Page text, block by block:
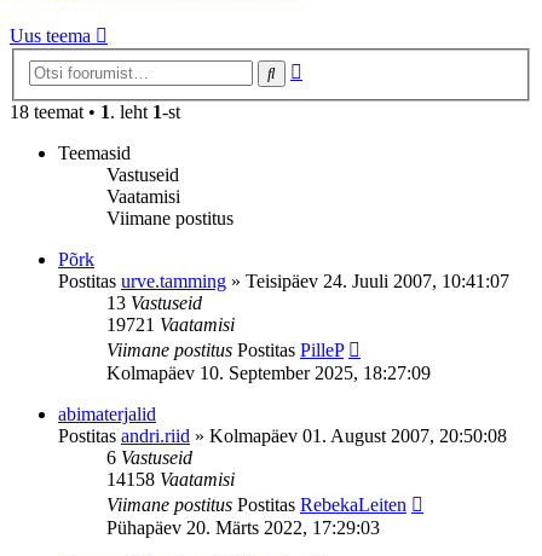
Uus teema
Otsi
18 teemat • 1. leht 1-st
Teemasid
Vastuseid
Vaatamisi
Viimane postitus
Põrk
Postitas urve.tamming » Teisipäev 24. Juuli 2007, 10:41:07
13 Vastuseid
19721 Vaatamisi
Viimane postitus Postitas PilleP
Kolmapäev 10. September 2025, 18:27:09
abimaterjalid
Postitas andri.riid » Kolmapäev 01. August 2007, 20:50:08
6 Vastuseid
14158 Vaatamisi
Viimane postitus Postitas RebekaLeiten
Pühapäev 20. Märts 2022, 17:29:03